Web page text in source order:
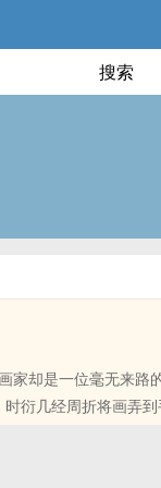
搜索
家却是一位毫无来路
衍几经周折将画弄